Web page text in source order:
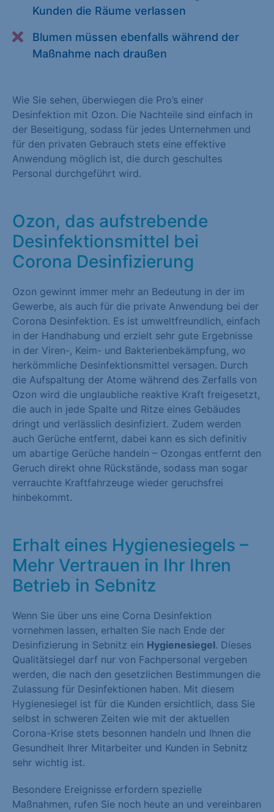
Kunden die Räume verlassen
Blumen müssen ebenfalls während der
Maßnahme nach draußen
Wie Sie sehen, überwiegen die Pro’s einer
Desinfektion mit Ozon. Die Nachteile sind einfach in
der Beseitigung, sodass für jedes Unternehmen und
für den privaten Gebrauch stets eine effektive
Anwendung möglich ist, die durch geschultes
Personal durchgeführt wird.
Ozon, das aufstrebende
Desinfektionsmittel bei
Corona Desinfizierung
Ozon gewinnt immer mehr an Bedeutung in der im
Gewerbe, als auch für die private Anwendung bei der
Corona Desinfektion. Es ist umweltfreundlich, einfach
in der Handhabung und erzielt sehr gute Ergebnisse
in der Viren-, Keim- und Bakterienbekämpfung, wo
herkömmliche Desinfektionsmittel versagen. Durch
die Aufspaltung der Atome während des Zerfalls von
Ozon wird die unglaubliche reaktive Kraft freigesetzt,
die auch in jede Spalte und Ritze eines Gebäudes
dringt und verlässlich desinfiziert. Zudem werden
auch Gerüche entfernt, dabei kann es sich definitiv
um abartige Gerüche handeln – Ozongas entfernt den
Geruch direkt ohne Rückstände, sodass man sogar
verrauchte Kraftfahrzeuge wieder geruchsfrei
hinbekommt.
Erhalt eines Hygienesiegels –
Mehr Vertrauen in Ihr Ihren
Betrieb in Sebnitz
Wenn Sie über uns eine Corna Desinfektion
vornehmen lassen, erhalten Sie nach Ende der
Desinfizierung in Sebnitz ein Hygienesiegel. Dieses
Qualitätsiegel darf nur von Fachpersonal vergeben
werden, die nach den gesetzlichen Bestimmungen die
Zulassung für Desinfektionen haben. Mit diesem
Hygienesiegel ist für die Kunden ersichtlich, dass Sie
selbst in schweren Zeiten wie mit der aktuellen
Corona-Krise stets besonnen handeln und Ihnen die
Gesundheit Ihrer Mitarbeiter und Kunden in Sebnitz
sehr wichtig ist.
Besondere Ereignisse erfordern spezielle
Maßnahmen, rufen Sie noch heute an und vereinbaren
Alle akzeptieren Speichern
Zurück
sind für die einwandfreie Funktion der Website erforderlich.
Cookie-Informationen anzeigen
Statistiken (1)
Statistik Cookies erfassen Informationen anonym. Diese
anonym. Diese Informationen helfen uns zu verstehen, wie
unsere Besucher unsere Website nutzen.
Cookie-Informationen anzeigen
Marketing (1)
Marketing-Cookies werden von Drittanbietern oder Publishern
verwendet, um personalisierte Werbung anzuzeigen. Sie tun
dies, indem sie Besucher über Websites hinweg verfolgen.
Cookie-Informationen anzeigen
Externe Medien (1)
Inhalte von Videoplattformen und Social-Media-Plattformen
werden standardmäßig blockiert. Wenn Cookies von externen
Medien akzeptiert werden, bedarf der Zugriff auf diese Inhalte
keiner manuellen Einwilligung mehr.
Cookie-Informationen anzeigen